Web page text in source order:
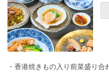
・香港焼きもの入り前菜盛り合